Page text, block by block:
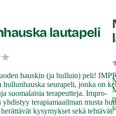
lautapeli
hauskin (ja hulluin) peli!
hullunhauska seurapeli, jonka on
suomalaisia terapeutteja. Impro-
yhdistyy terapiamaailman musta
kysymykset sekä tehtävät.